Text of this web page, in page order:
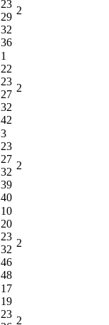
23
29
32
36
2
1
22
23
27
32
42
2
3
23
27
32
39
40
2
10
20
23
32
46
48
2
17
19
23
2